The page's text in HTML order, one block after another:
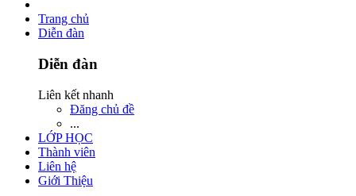
Trang chủ
Diễn đàn
Diễn đàn
Liên kết nhanh
Đăng chủ đề
...
LỚP HỌC
Thành viên
Liên hệ
Giới Thiệu